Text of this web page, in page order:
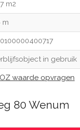
m2
m
in gebruik
waarde opvragen
80 Wenum